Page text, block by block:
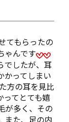
てもらったの
ゃんです
でしたが、耳
かってしまい
方の耳を見比
ってとても嬉
が多く、その